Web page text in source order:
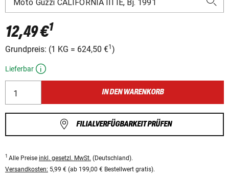
12,49 €1
Grundpreis: (1 KG = 624,50 €1 )
Lieferbar
IN DEN WARENKORB
FILIALVERFÜGBARKEIT PRÜFEN
1 Alle Preise inkl. gesetzl. MwSt. (Deutschland).
Versandkosten: 5,99 € (ab 199,00 € Bestellwert gratis).